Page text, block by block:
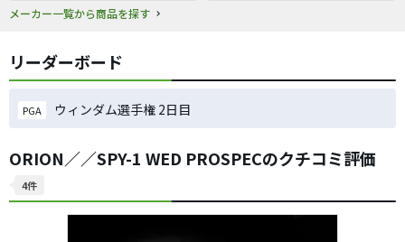
メーカー一覧から商品を探す
リーダーボード
PGA ウィンダム選手権 2日目
ORION／／SPY-1 WED PROSPECのクチコミ評価
4件